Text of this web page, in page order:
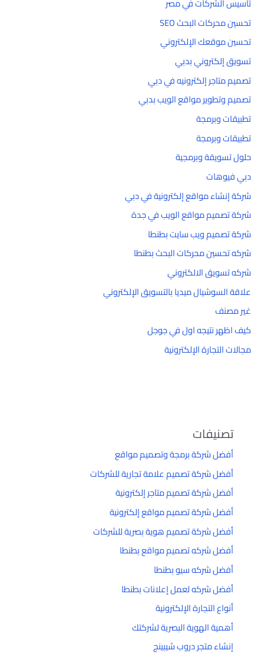
تأسيس الشركات في مصر
تحسين محركات البحث SEO
تحسين موقعك الإلكتروني
تسويق إلكتروني بدبي
تصميم متاجر إلكترونيه في دبي
تصميم وتطوير مواقع الويب بدبي
تطبيقات وبرمجة
تطبيقات وبرمجة
حلول تسويقة وبرمجية
دبي فيوهات
شركة إنشاء مواقع إلكترونية في دبي
شركة تصميم مواقع الويب في جدة
شركة تصميم ويب سايت بطنطا
شركه تحسين محركات البحث بطنطا
شركه تسويق الالكتروني
علاقة السوشيال ميديا بالتسويق الإلكتروني
غير مصنف
كيف اظهر نتيجه اول في جوجل
مجالات التجارة الإلكترونية
تصنيفات
أفضل شركة برمجة وتصميم مواقع
أفضل شركة تصميم علامة تجارية للشركات
أفضل شركة تصميم متاجر إلكترونية
أفضل شركة تصميم مواقع إلكترونية
أفضل شركة تصميم هوية بصرية للشركات
أفضل شركه تصميم مواقع بطنطا
أفضل شركه سيو بطنطا
أفضل شركه لعمل إعلانات بطنطا
أنواع التجارة الإلكترونية
أهمية الهوية البصرية لشركتك
إنشاء متجر دروب شيبينج